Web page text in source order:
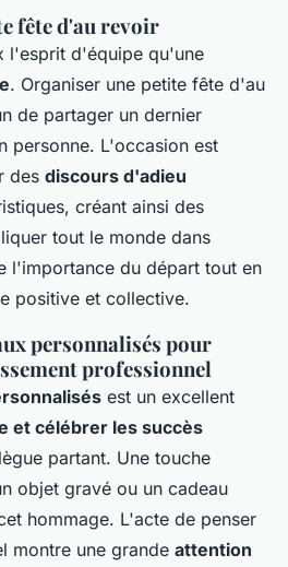
fête d'au revoir
l'esprit d'équipe qu'une
. Organiser une petite fête d'au
de partager un dernier
personne. L'occasion est
des discours d'adieu
créant ainsi des
tout le monde dans
l'importance du départ tout en
positive et collective.
personnalisés pour
professionnel
est un excellent
et célébrer les succès
partant. Une touche
objet gravé ou un cadeau
hommage. L'acte de penser
montre une grande attention